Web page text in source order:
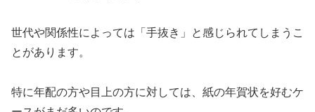
世代や関係性によっては「手抜き」と感じられてしまうこ
とがあります。
特に年配の方や目上の方に対しては、紙の年賀状を好むケ